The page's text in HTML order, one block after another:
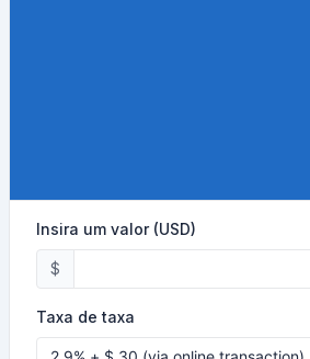
Insira um valor (USD)
$
Taxa de taxa